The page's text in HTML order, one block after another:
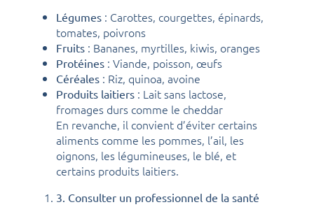
Légumes : Carottes, courgettes, épinards,
tomates, poivrons
Fruits : Bananes, myrtilles, kiwis, oranges
Protéines : Viande, poisson, œufs
Céréales : Riz, quinoa, avoine
Produits laitiers : Lait sans lactose,
fromages durs comme le cheddar
En revanche, il convient d’éviter certains
aliments comme les pommes, l’ail, les
oignons, les légumineuses, le blé, et
certains produits laitiers.
3. Consulter un professionnel de la santé